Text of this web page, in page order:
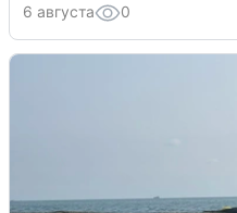
6 августа 0